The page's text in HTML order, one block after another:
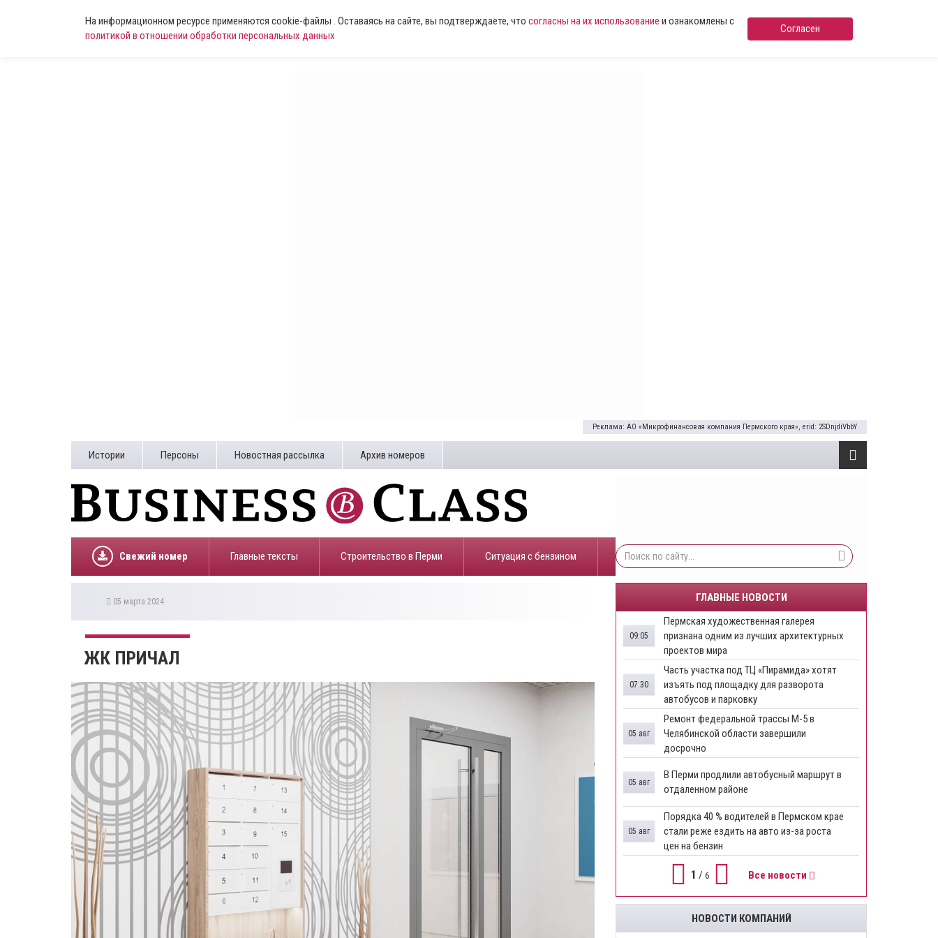
На информационном ресурсе применяются cookie-файлы . Оставаясь на сайте, вы подтверждаете, что согласны на их использование и ознакомлены с
политикой в отношении обработки персональных данных
Согласен
Реклама: АО «Микрофинансовая компания Пермского края», erid: 2SDnjdiVbbY
Истории Персоны Новостная рассылка Архив номеров
Свежий номер Главные тексты Строительство в Перми ​Ситуация с бензином
05 марта 2024
ЖК ПРИЧАЛ
ГЛАВНЫЕ НОВОСТИ
Пермская художественная галерея
признана одним из лучших архитектурных
проектов мира
09:05
Часть участка под ТЦ «Пирамида» хотят
изъять под площадку для разворота
автобусов и парковку
07:30
Ремонт федеральной трассы М-5 в
Челябинской области завершили
досрочно
05 авг
​В Перми продлили автобусный маршрут в
отдаленном районе
05 авг
​Порядка 40 % водителей в Пермском крае
стали реже ездить на авто из-за роста
цен на бензин
05 авг
1 / 6 Все новости
НОВОСТИ КОМПАНИЙ